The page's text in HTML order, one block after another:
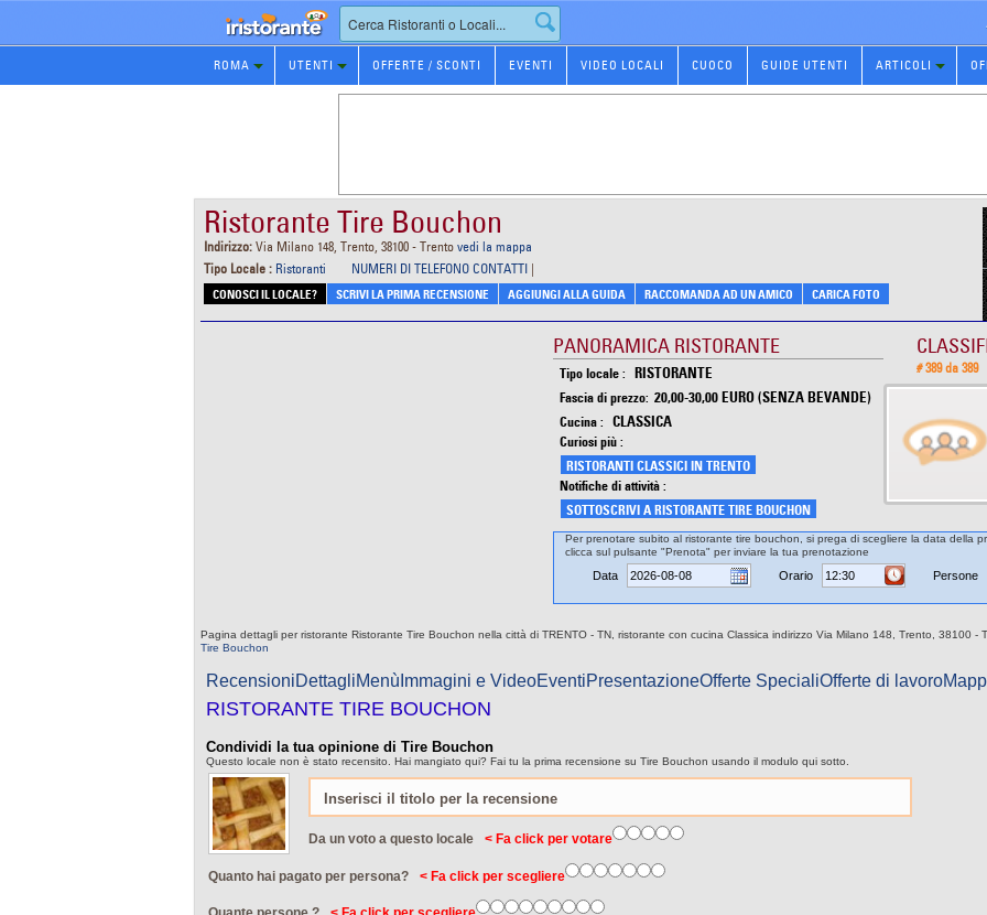
Prenotazione
Ristorante
ROMA UTENTI OFFERTE / SCONTI EVENTI VIDEO LOCALI CUOCO GUIDE UTENTI ARTICOLI
Ristorante Tire Bouchon
Indirizzo: Via Milano 148, Trento, 38100 - Trento vedi la mappa
Tipo Locale : Ristoranti NUMERI DI TELEFONO CONTATTI |
CONOSCI IL LOCALE? SCRIVI LA PRIMA RECENSIONE AGGIUNGI ALLA GUIDA RACCOMANDA AD UN AMICO CARICA FOTO
PANORAMICA RISTORANTE
Tipo locale : RISTORANTE
Fascia di prezzo: 20,00-30,00 EURO (SENZA BEVANDE)
Cucina : CLASSICA
Curiosi più :
RISTORANTI CLASSICI IN TRENTO
Notifiche di attività :
SOTTOSCRIVI A RISTORANTE TIRE BOUCHON
# 389 da 389
Per prenotare subito al ristorante tire bouchon, si prega di scegliere la data della
clicca sul pulsante "Prenota" per inviare la tua prenotazione
Data Orario Persone
Pagina dettagli per ristorante Ristorante Tire Bouchon nella città di TRENTO - TN, ristorante con cucina Classica indirizzo Via Milano 148, Trento, 38100 -
Tire Bouchon
RecensioniDettagliMenù Immagini e VideoEventiPresentazioneOfferte SpecialiOfferte di lavoro
RISTORANTE TIRE BOUCHON
Condividi la tua opinione di Tire Bouchon
Questo locale non è stato recensito. Hai mangiato qui? Fai tu la prima recensione su Tire Bouchon usando il modulo qui sotto.
Da un voto a questo locale < Fa click per votare
Quanto hai pagato per persona? < Fa click per scegliere